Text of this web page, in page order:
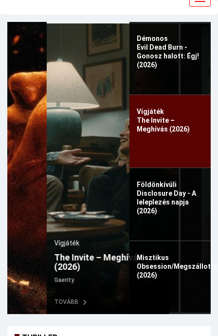
Démonos
Evil Dead Burn -
Gonosz halott: Égj!
(2026)
Vígjáték
The Invite –
Meghívás (2026)
Földönkívüli
Disclosure Day - A
leleplezés napja
(2026)
Misztikus
Obsession/
(2026)
Vígjáték
The Invite – Meghívás
(2026)
Gaerity
TOVÁBB